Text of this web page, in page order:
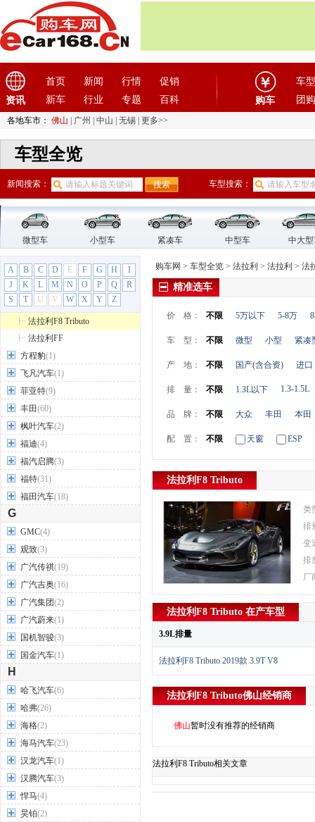
资讯
首页 新闻 行情
促销
新车
行业 专题 百科 购车
车型
团购
各地车市： 佛山 广州 中山 无锡 更多>>
车型全览
新闻搜索： 车型搜索：
微型车 小型车 紧凑车 中型车 中大
A B C D E F G H
I
J
K L M N O P Q
R
S
T U V W X Y Z
东风风神
东风风行(18)
东风纳米
(3)
东风瑞泰特(1)
东风小康(11)
东风奕派(1)
东南(12)
法拉利(10)
法拉利(10)
California
GTC4Lusso
LaFerrari
法拉利488
法拉利599
法拉利612
法拉利F8 Tributo
法拉利FF
方程豹(1)
飞凡汽车(1)
菲亚特(9)
丰田(60)
枫叶汽车(2)
福迪(4)
福汽启腾(3)
福特(31)
福田汽车(18)
G
GMC(4)
观致(3)
广汽传祺(19)
广汽吉奥(16)
广汽集团(2)
广汽蔚来(1)
国机智骏(3)
国金汽车(1)
H
哈飞汽车(6)
哈弗(26)
海格(2)
海马汽车(23)
汉龙汽车(1)
汉腾汽车(3)
悍马(4)
昊铂(2)
购车网 > 车型全览 > 法拉利 > 法拉利 > 法
精准选车
价 格： 不限 5万以下 5-8万
车 型： 不限 微型 小型 紧凑
产 地： 不限 国产(含合资) 进口
排 量： 不限 1.3L以下 1.3-1.5L
品 牌： 不限 大众 丰田 本田
配 置： 不限 天窗 ESP
法拉利F8 Tributo
类
排
变
排
厂
法拉利F8 Tributo 在产车型
3.9L排量
法拉利F8 Tributo 2019款 3.9T V8
法拉利F8 Tributo佛山经销商
佛山暂时没有推荐的经销商
法拉利F8 Tributo相关文章